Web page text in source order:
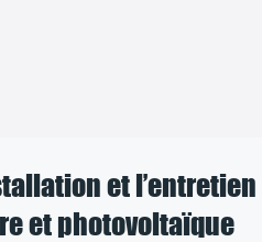
et l’entretien
et photovoltaïque